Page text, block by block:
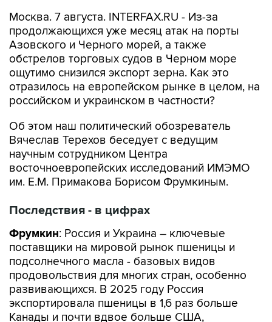
Азовского и Черного морей, а также
обстрелов торговых судов в Черном море
ощутимо снизился экспорт зерна. Как это
отразилось на европейском рынке в целом, на
российском и украинском в частности?
Об этом наш политический обозреватель
научным сотрудником Центра
восточноевропейских исследований ИМЭМО
им. Е.М. Примакова Борисом Фрумкиным.
Последствия - в цифрах
Фрумкин: Россия и Украина – ключевые
подсолнечного масла - базовых видов
продовольствия для многих стран, особенно
развивающихся. В 2025 году Россия
экспортировала пшеницы в 1,6 раз больше
Канады и почти вдвое больше США,
обеспечив 21% ее мирового экспорта.